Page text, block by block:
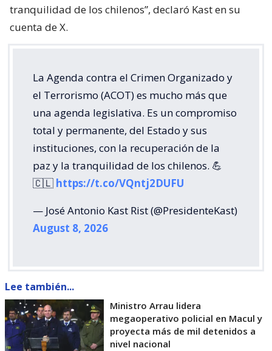
tranquilidad de los chilenos”, declaró Kast en su
cuenta de X.
La Agenda contra el Crimen Organizado y
el Terrorismo (ACOT) es mucho más que
una agenda legislativa. Es un compromiso
total y permanente, del Estado y sus
instituciones, con la recuperación de la
paz y la tranquilidad de los chilenos. 💪
🇨🇱 https://t.co/VQntj2DUFU
— José Antonio Kast Rist (@PresidenteKast)
August 8, 2026
Lee también...
Ministro Arrau lidera
megaoperativo policial en Macul y
proyecta más de mil detenidos a
nivel nacional